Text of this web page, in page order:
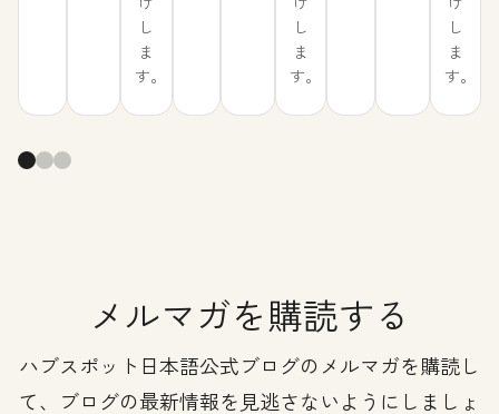
し
ま
す。
し
ま
す。
し
ま
す。
メルマガを購読する
ハブスポット日本語公式ブログのメルマガを購読し
て、ブログの最新情報を見逃さないようにしましょ